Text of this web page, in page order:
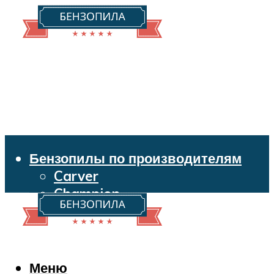
Бензопилы по производителям
Carver
Champion
Echo
Husqvarna
Makita
Меню